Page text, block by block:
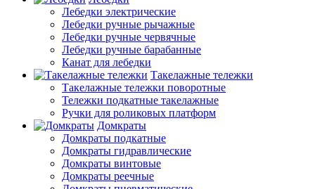
Лебедки электрические
Лебедки ручные рычажные
Лебедки ручные червячные
Лебедки ручные барабанные
Канат для лебедки
Такелажные тележки
Такелажные тележки поворотные
Тележки подкатные такелажные
Ручки для роликовых платформ
Домкраты
Домкраты подкатные
Домкраты гидравлические
Домкраты винтовые
Домкраты реечные